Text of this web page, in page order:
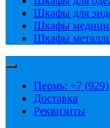
Шкафы для
Шкафы
Шкафы
Пермь: +7 (929)
Доставка
Реквизиты